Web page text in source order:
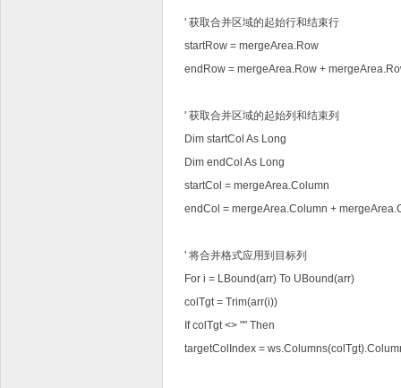
' 获取合并区域的起始行和结束行
startRow = mergeArea.Row
endRow = mergeArea.Row +
' 获取合并区域的起始列和结束列
Dim startCol As Long
Dim endCol As Long
startCol = mergeArea.Column
endCol = mergeArea.Column +
' 将合并格式应用到目标列
For i = LBound(arr) To UBound(arr)
colTgt = Trim(arr(i))
If colTgt <> "" Then
targetColIndex =